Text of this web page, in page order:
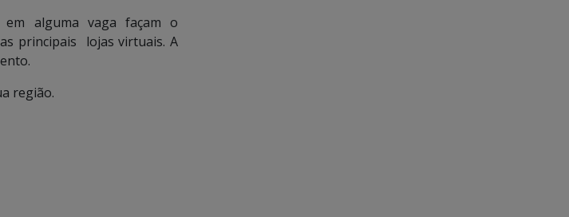
alguma vaga façam o
principais lojas virtuais. A
região.